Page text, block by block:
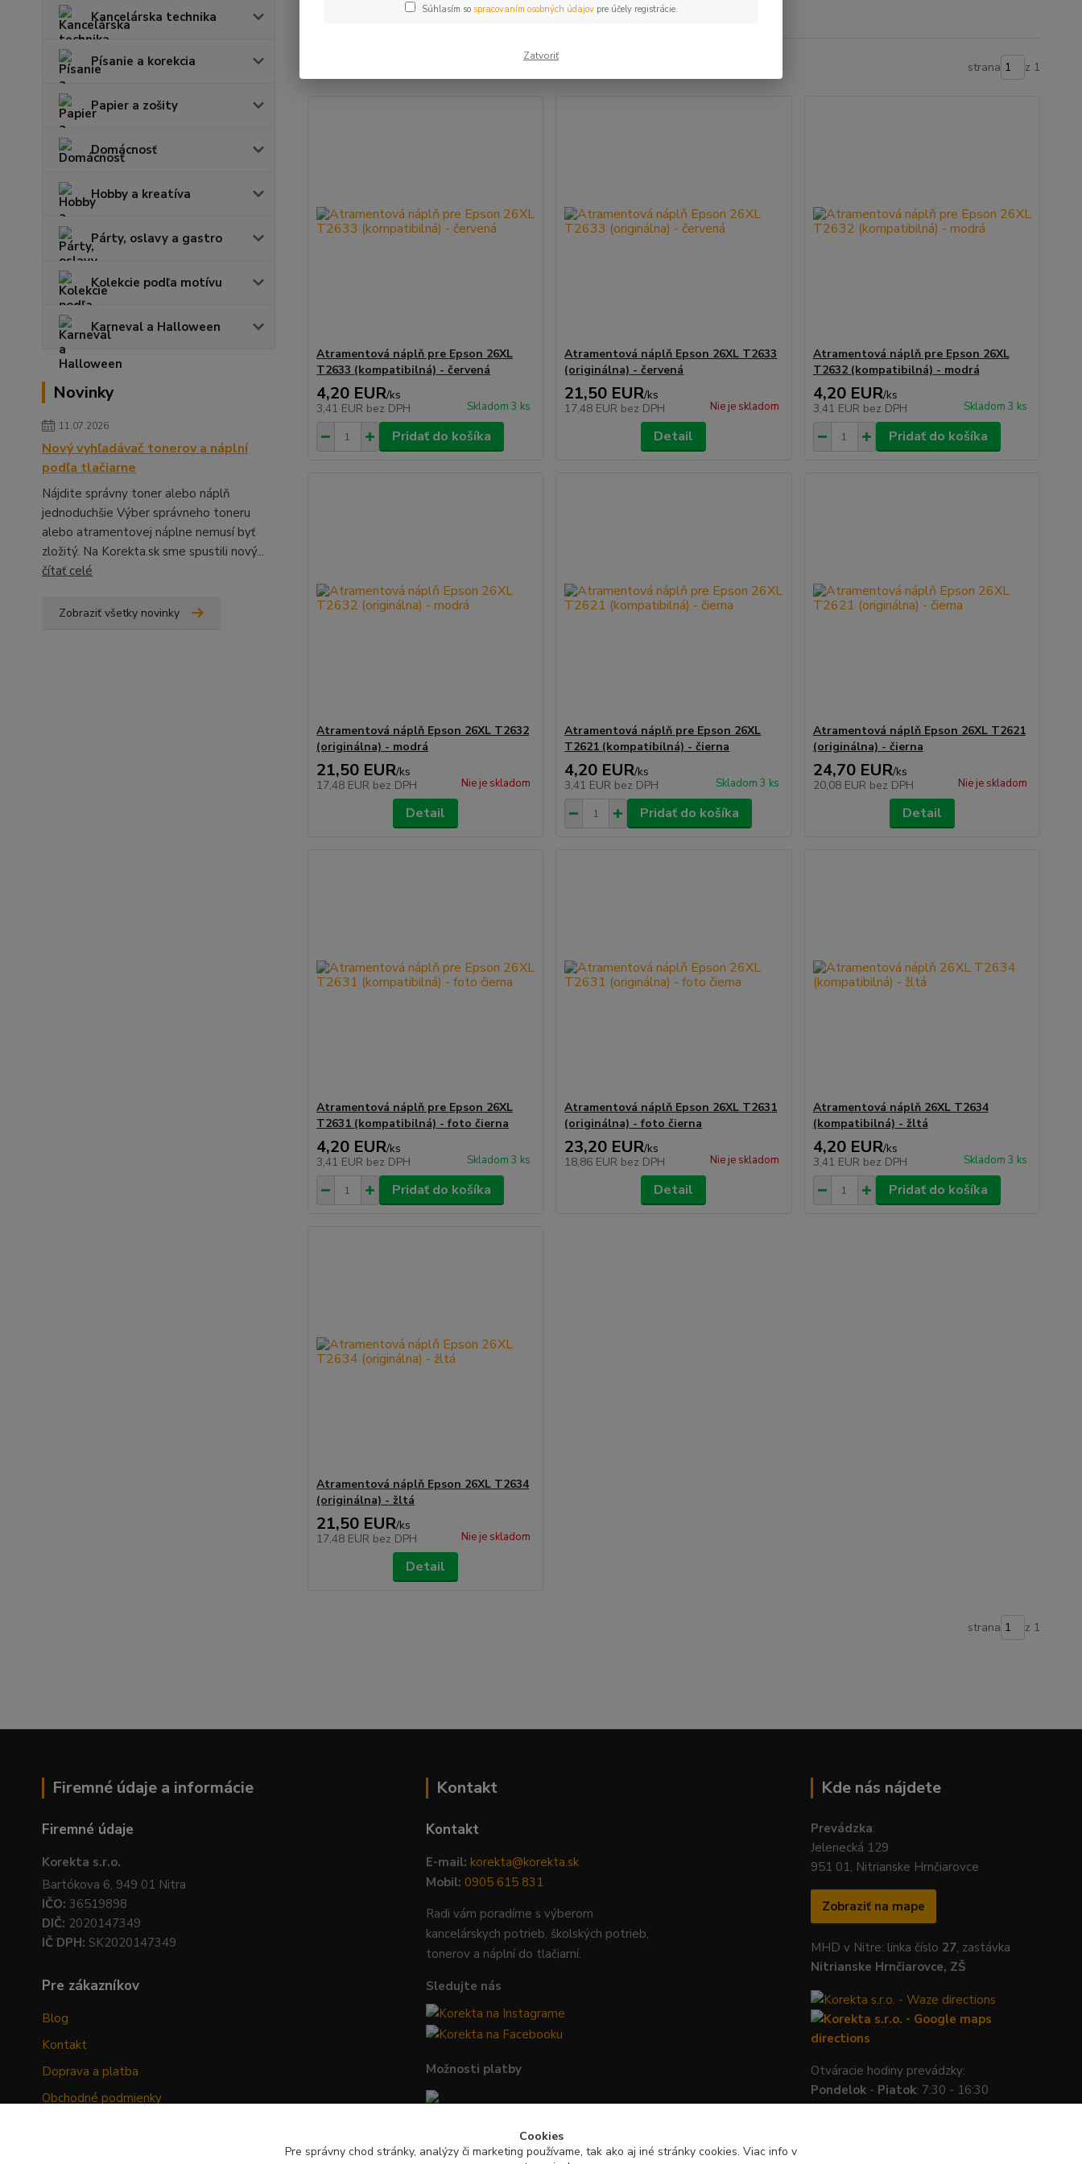
Kancelárska technika
Písanie a korekcia
Papier a zošity
Domácnosť
Hobby a kreatíva
Párty, oslavy a gastro
Kolekcie podľa motívu
Karneval a Halloween
Novinky
11.07.2026
Nový vyhľadávač tonerov a náplní
podľa tlačiarne
Nájdite správny toner alebo náplň
jednoduchšie Výber správneho toneru
alebo atramentovej náplne nemusí byť
zložitý. Na Korekta.sk sme spustili nový...
čítať celé
Zobraziť všetky novinky
strana z 1
Atramentová náplň pre Epson 26XL
T2633 (kompatibilná) - červená
4,20 EUR/ks
3,41 EUR bez DPH Skladom 3 ks
Pridať do košíka
Atramentová náplň Epson 26XL T2633
(originálna) - červená
21,50 EUR/ks
17,48 EUR bez DPH Nie je skladom
Detail
Atramentová náplň pre Epson 26XL
T2632 (kompatibilná) - modrá
4,20 EUR/ks
3,41 EUR bez DPH Skladom 3 ks
Pridať do košíka
Atramentová náplň Epson 26XL T2632
(originálna) - modrá
21,50 EUR/ks
17,48 EUR bez DPH Nie je skladom
Detail
Atramentová náplň pre Epson 26XL
T2621 (kompatibilná) - čierna
4,20 EUR/ks
3,41 EUR bez DPH Skladom 3 ks
Pridať do košíka
Atramentová náplň Epson 26XL T2621
(originálna) - čierna
24,70 EUR/ks
20,08 EUR bez DPH Nie je skladom
Detail
Atramentová náplň pre Epson 26XL
T2631 (kompatibilná) - foto čierna
4,20 EUR/ks
3,41 EUR bez DPH Skladom 3 ks
Pridať do košíka
Atramentová náplň Epson 26XL T2631
(originálna) - foto čierna
23,20 EUR/ks
18,86 EUR bez DPH Nie je skladom
Detail
Atramentová náplň 26XL T2634
(kompatibilná) - žltá
4,20 EUR/ks
3,41 EUR bez DPH Skladom 3 ks
Pridať do košíka
Atramentová náplň Epson 26XL T2634
(originálna) - žltá
21,50 EUR/ks
17,48 EUR bez DPH Nie je skladom
Detail
strana z 1
Firemné údaje a informácie
Firemné údaje
Korekta s.r.o.
Bartókova 6, 949 01 Nitra
IČO: 36519898
DIČ: 2020147349
IČ DPH: SK2020147349
Pre zákazníkov
Blog
Kontakt
Doprava a platba
Obchodné podmienky
Kontakt
Kontakt
E-mail: korekta@korekta.sk
Mobil: 0905 615 831
Radi vám poradíme s výberom
kancelárskych potrieb, školských potrieb,
tonerov a náplní do tlačiarní.
Sledujte nás
Možnosti platby
Bezpečná platba kartou, Google Pay,
Apple Pay a bankovým prevodom.
Kde nás nájdete
Prevádzka:
Jelenecká 129
951 01, Nitrianske Hrnčiarovce
Zobraziť na mape
MHD v Nitre: linka číslo 27, zastávka
Nitrianske Hrnčiarovce, ZŠ
Otváracie hodiny prevádzky:
Pondelok - Piatok: 7:30 - 16:30
Súhlasím so spracovaním osobných údajovpre účely registrácie.
Zatvoriť
Cookies
Pre správny chod stránky, analýzy či marketing používame, tak ako aj iné stránky cookies. Viac info v